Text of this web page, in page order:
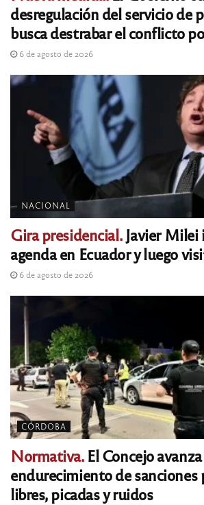
desregulación del servicio de
busca destrabar el conflicto
6 de agosto de 2026
NACIONAL
Gira presidencial.Javier Milei
agenda en Ecuador y luego
6 de agosto de 2026
CÓRDOBA
Normativa.El Concejo
endurecimiento de sanciones
libres, picadas y ruidos